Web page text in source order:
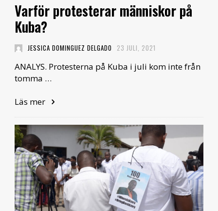
Varför protesterar människor på
Kuba?
JESSICA DOMINGUEZ DELGADO 23 JULI, 2021
ANALYS. Protesterna på Kuba i juli kom inte från
tomma …
Läs mer